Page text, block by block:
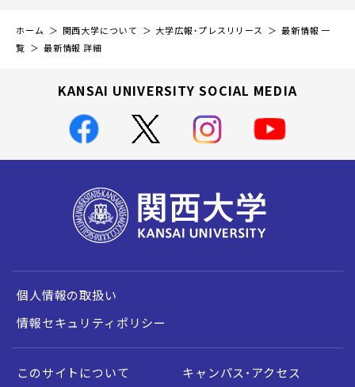
ホーム 関西大学について 大学広報・プレスリリース
最新情報 一
覧
最新情報 詳細
KANSAI UNIVERSITY SOCIAL MEDIA
個人情報の取扱い
情報セキュリティポリシー
このサイトについて キャンパス・アクセス